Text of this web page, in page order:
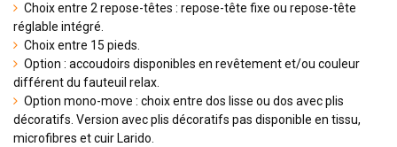
Choix entre 2 repose-têtes : repose-tête fixe ou repose-tête
réglable intégré.
Choix entre 15 pieds.
Option : accoudoirs disponibles en revêtement et/ou couleur
différent du fauteuil relax.
Option mono-move : choix entre dos lisse ou dos avec plis
décoratifs. Version avec plis décoratifs pas disponible en tissu,
microfibres et cuir Larido.